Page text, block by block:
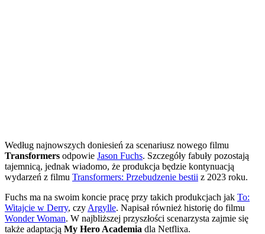
Według najnowszych doniesień za scenariusz nowego filmu
Transformers odpowie Jason Fuchs. Szczegóły fabuły pozostają
tajemnicą, jednak wiadomo, że produkcja będzie kontynuacją
wydarzeń z filmu Transformers: Przebudzenie bestii z 2023 roku.
Fuchs ma na swoim koncie pracę przy takich produkcjach jak To:
Witajcie w Derry, czy Argylle. Napisał również historię do filmu
Wonder Woman. W najbliższej przyszłości scenarzysta zajmie się
także adaptacją My Hero Academia dla Netflixa.